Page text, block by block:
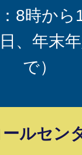
8時から
、年末
で）
ルセン